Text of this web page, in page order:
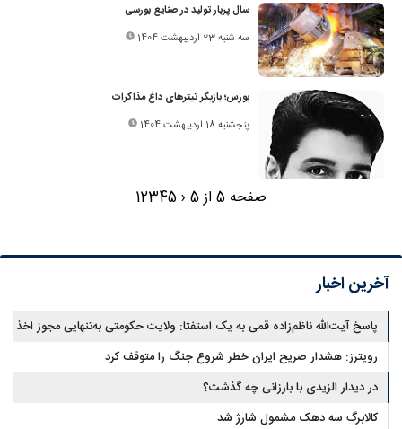
سال پربار تولید در صنایع بورسی
سه شنبه 23 اردیبهشت 1404
بورس؛ بازیگر تیترهای داغ مذاکرات
پنجشنبه 18 اردیبهشت 1404
صفحه 5 از 5 ‹
12345
آخرین اخبار
پاسخ آیت‌الله ناظم‌زاده قمی به یک استفتا: ولایت حکومتی به‌تنهایی مجوز اخذ
وجوهات شرعیه نیست
رویترز: هشدار صریح ایران خطر شروع جنگ را متوقف کرد
در دیدار الزیدی با بارزانی چه گذشت؟
کالابرگ سه دهک مشمول شارژ شد